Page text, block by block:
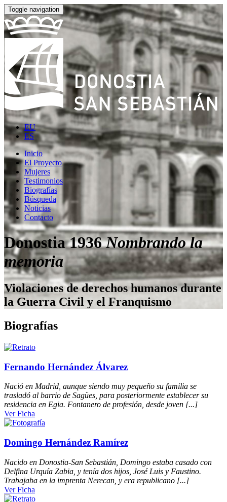
Toggle navigation
EU
ES
Inicio
El Proyecto
Mujeres
Testimonios
Biografías
Búsqueda
Noticias
Contacto
Donostia 1936Nombrando la
memoria
Violaciones de derechos humanos durante
la Guerra Civil y el Franquismo
Biografías
Fernando Hernández Álvarez
Nació en Madrid, aunque siendo muy pequeño su familia se
trasladó al barrio de Sagües, para posteriormente establecer su
residencia en Egia. Fontanero de profesión, desde joven [...]
Ver Ficha
Domingo Hernández Ramírez
Nacido en Donostia-San Sebastián, Domingo estaba casado con
Delfina Urquía Zabia, y tenía dos hijos, José Luis y Faustino.
Trabajaba en la imprenta Nerecan, y era republicano [...]
Ver Ficha